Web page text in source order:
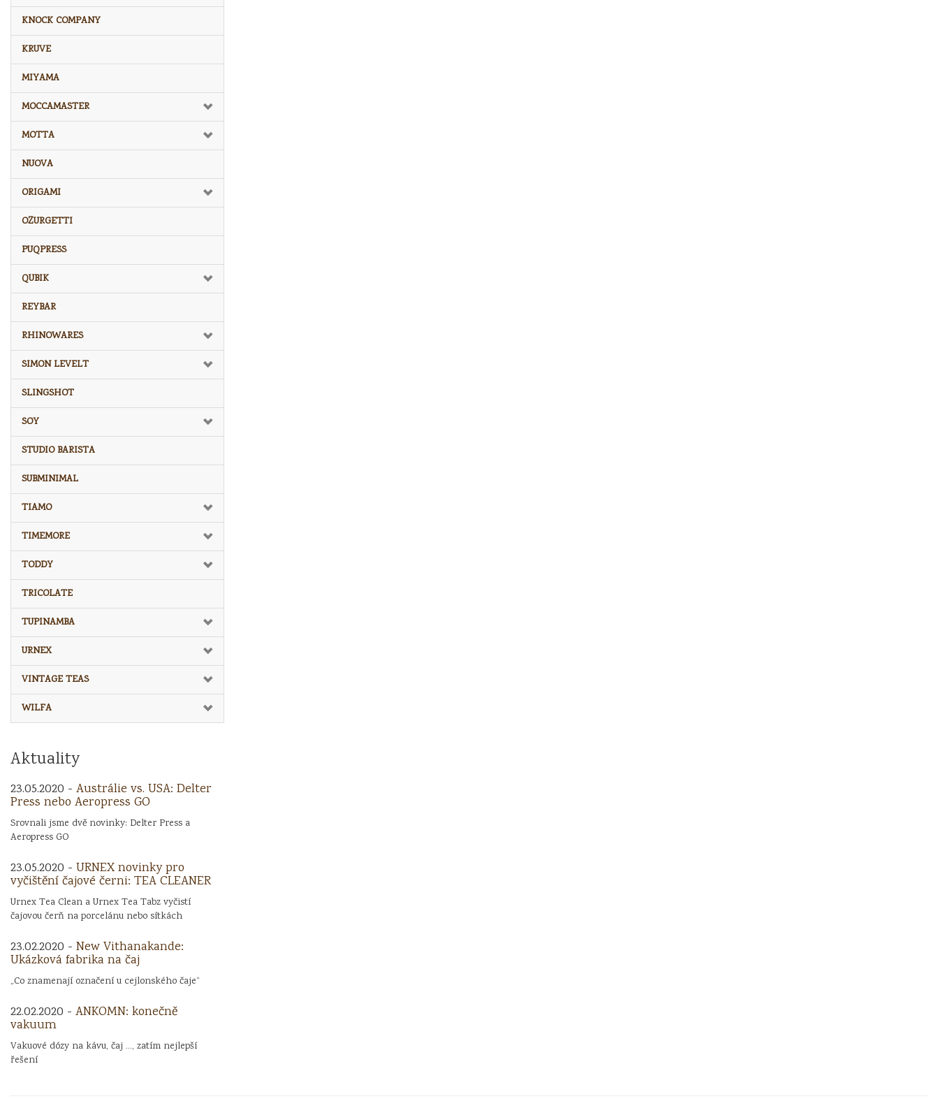
KNOCK COMPANY
KRUVE
MIYAMA
MOCCAMASTER
MOTTA
NUOVA
ORIGAMI
OZURGETTI
PUQPRESS
QUBIK
REYBAR
RHINOWARES
SIMON LEVELT
SLINGSHOT
SOY
STUDIO BARISTA
SUBMINIMAL
TIAMO
TIMEMORE
TODDY
TRICOLATE
TUPINAMBA
URNEX
VINTAGE TEAS
WILFA
Aktuality
23.05.2020 - Austrálie vs. USA: Delter
Press nebo Aeropress GO
Srovnali jsme dvě novinky: Delter Press a
Aeropress GO
23.05.2020 - URNEX novinky pro
vyčištění čajové černi: TEA CLEANER
Urnex Tea Clean a Urnex Tea Tabz vyčistí
čajovou čerň na porcelánu nebo sítkách
23.02.2020 - New Vithanakande:
Ukázková fabrika na čaj
„Co znamenají označení u cejlonského čaje“
22.02.2020 - ANKOMN: konečně
vakuum
Vakuové dózy na kávu, čaj ..., zatím nejlepší
řešení